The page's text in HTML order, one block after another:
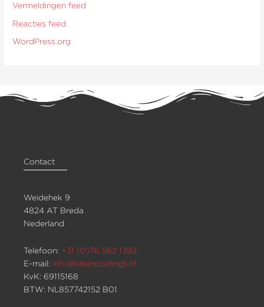
Vermeldingen feed
Reacties feed
WordPress.org
Contact
Weidehek 9
4824 AT Breda
Nederland
Telefoon: +31 (0)76 562 1392
E-mail: info@kleijncoatings.nl
KvK: 69115168
BTW: NL857742152 B01